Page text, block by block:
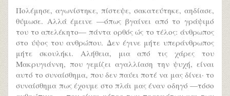
Πολέμησε, αγωνίστηκε, πίστεψε, σακατεύτηκε, αηδίασε,
θύμωσε. Αλλά έμεινε —όπως βγαίνει από το γράψιμό
του το απελέκητο— πάντα ορθός ώς το τέλος: άνθρωπος
στο ύψος του ανθρώπου. Δεν έγινε μήτε υπεράνθρωπος
μήτε σκουλήκι. Αλήθεια, μια από τις χάρες του
Μακρυγιάννη, που γεμίζει αγαλλίαση την ψυχή, είναι
αυτό το συναίσθημα, που δεν παύει ποτέ να μας δίνει· το
συναίσθημα πως έχουμε στο πλάι μας έναν οδηγό —τόσο